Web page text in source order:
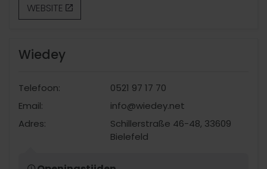
WEBSITE
Wiedey
Telefoon:
0521 97 17 7​0
Email:
info@wiedey.net
Adres:
Schillerstraße 46-48, 33609
Bielefeld